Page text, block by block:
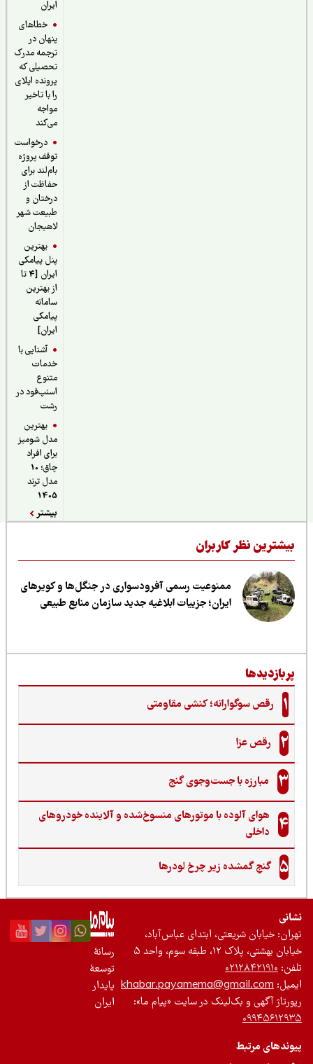
خطاهای
پنهان در
ترجمه مدرک
تحصیلی که
پرونده اپلای
را با تاخیر
درخواست
توقف پروژه
بام‌لند برای
حفاظت از
درختان و
طبیعت شهر
لاهیجان
بهترین
پنل پیامکی
ایران [4 تا
از بهترین
سامانه
پیامکی
آشنایی با
خدمات
اسنپ‌فود در
بهترین
مدل شومیز
برای افراد
چاق؛ 10
مدل ترند
نظر کاربران
ممنوعیت رسمی آفرودسواری در جنگل‌ها و کویرهای
ایران؛ جزییات ابلاغیه جدید سازمان منابع طبیعی
رقص سوگوارانه؛ کنشی مقاومتی
رقص عزا
مبارزه با جست‌وجوی گنج‌
هوای آلوده با موتورهای منسوخ‌شده و آلاینده خودروهای
داخلی
گنجِ گمشده زیر چرخ لودرها
خیابان شریعتی، ابتدای عباس‌آباد،
بهشتی، پلاک ۱۲، طبقه سوم، واحد ۵
۰۲۱۲۸۴۲۱۹۱۰
khabar.payamema@gmail.com
آگهی و بک‌لینک در سایت «پیام ما»:
مرتبط
رسانۀ
توسعۀ
پایدار
ایران